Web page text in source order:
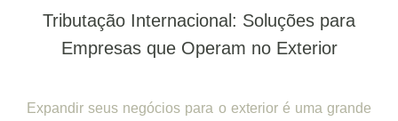
Tributação Internacional: Soluções para
Empresas que Operam no Exterior
Expandir seus negócios para o exterior é uma grande